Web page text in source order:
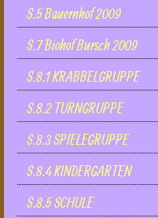
S.5 Bauernhof 2009
S.7 Biohof Bursch 2009
S.8.1 KRABBELGRUPPE
S.8.2 TURNGRUPPE
S.8.3 SPIELEGRUPPE
S.8.4 KINDERGARTEN
S.8.5 SCHULE